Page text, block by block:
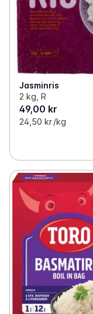
Jasminris
2 kg, R
49,00 kr
24,50 kr /kg